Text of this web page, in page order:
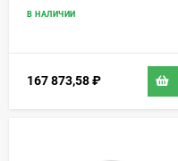
В НАЛИЧИИ
167 873,58₽